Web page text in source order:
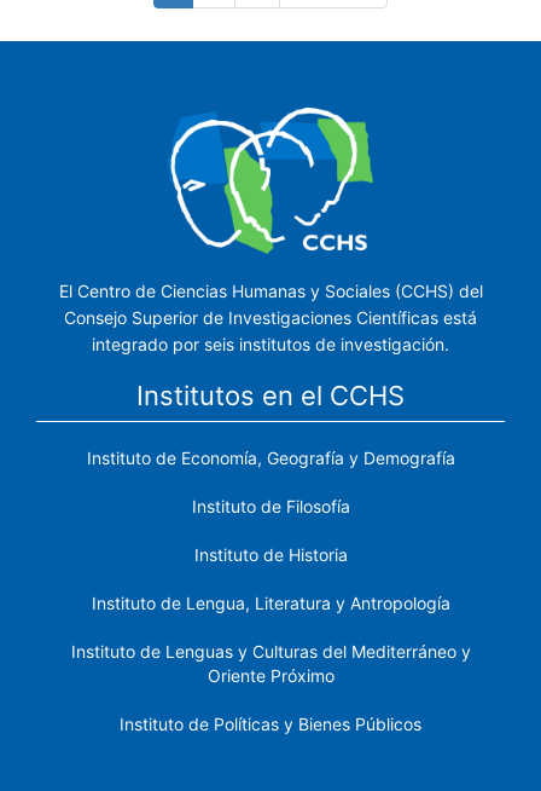
actual
páginapágina
El Centro de Ciencias Humanas y Sociales (CCHS) del
Consejo Superior de Investigaciones Científicas está
integrado por seis institutos de investigación.
Institutos en el CCHS
Instituto de Economía, Geografía y Demografía
Instituto de Filosofía
Instituto de Historia
Instituto de Lengua, Literatura y Antropología
Instituto de Lenguas y Culturas del Mediterráneo y
Oriente Próximo
Instituto de Políticas y Bienes Públicos